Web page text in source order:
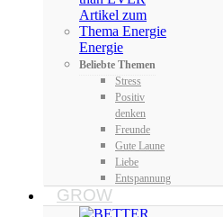
Energie
Beliebte Themen
Stress
Positiv
denken
Freunde
Gute Laune
Liebe
Entspannung
GROW